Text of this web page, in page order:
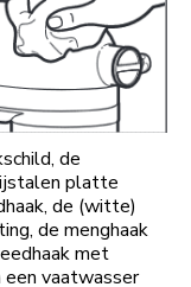
de
platte
de (witte)
de menghaak
met
vaatwasser